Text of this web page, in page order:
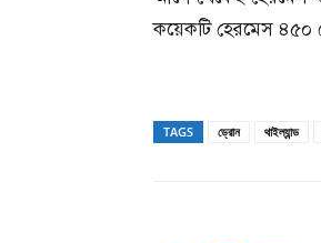
কয়েকটি হেরমেস ৪৫০
TAGS ড্রোন থাইল্যান্ড